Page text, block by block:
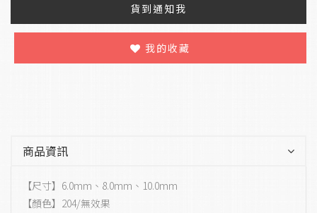
貨到通知我
我的收藏
商品資訊
【尺寸】6.0mm、8.0mm、10.0mm
【顏色】204/無效果